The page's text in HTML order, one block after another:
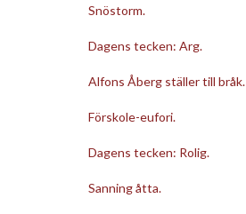
Snöstorm.
Dagens tecken: Arg.
Alfons Åberg ställer till bråk.
Förskole-eufori.
Dagens tecken: Rolig.
Sanning åtta.